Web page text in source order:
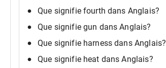
Que signifie fourth dans Anglais?
Que signifie gun dans Anglais?
Que signifie harness dans Anglais?
Que signifie heat dans Anglais?